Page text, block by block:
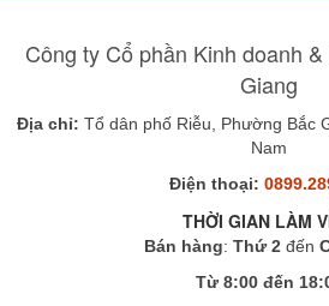
Công ty Cổ phần Kinh doanh
Giang
Địa chỉ: Tổ dân phố Riễu, Phường Bắc
Nam
Điện thoại:
THỜI GIAN LÀM
Bán hàng: Thứ 2đến
Từ 8:00 đến